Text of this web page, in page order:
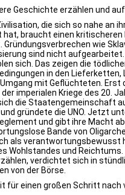
Geschichte erzählen und
die sich so nahe an
hat, braucht einen kritischeren
Gründungsverbrechen wie
sind nicht
sich. Das zeigen die
in den Lieferketten,
mit Geflüchteten. Erst
imperialen Kriege des 20.
die Staatengemeinschaft
gründete die UNO. Jetzt
und gibt ihre Macht
Bande von
als verantwortungsbewusst
Wohlstandes und
verdichtet sich in
von der Börse.
für einen großen Schritt nach